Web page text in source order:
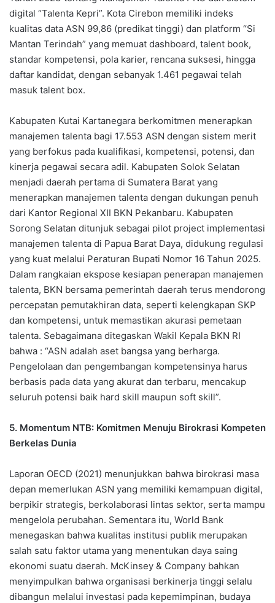
digital “Talenta Kepri”. Kota Cirebon memiliki indeks
kualitas data ASN 99,86 (predikat tinggi) dan platform “Si
Mantan Terindah” yang memuat dashboard, talent book,
standar kompetensi, pola karier, rencana suksesi, hingga
daftar kandidat, dengan sebanyak 1.461 pegawai telah
masuk talent box.
Kabupaten Kutai Kartanegara berkomitmen menerapkan
manajemen talenta bagi 17.553 ASN dengan sistem merit
yang berfokus pada kualifikasi, kompetensi, potensi, dan
kinerja pegawai secara adil. Kabupaten Solok Selatan
menjadi daerah pertama di Sumatera Barat yang
menerapkan manajemen talenta dengan dukungan penuh
dari Kantor Regional XII BKN Pekanbaru. Kabupaten
Sorong Selatan ditunjuk sebagai pilot project implementasi
manajemen talenta di Papua Barat Daya, didukung regulasi
yang kuat melalui Peraturan Bupati Nomor 16 Tahun 2025.
Dalam rangkaian ekspose kesiapan penerapan manajemen
talenta, BKN bersama pemerintah daerah terus mendorong
percepatan pemutakhiran data, seperti kelengkapan SKP
dan kompetensi, untuk memastikan akurasi pemetaan
talenta. Sebagaimana ditegaskan Wakil Kepala BKN RI
bahwa : “ASN adalah aset bangsa yang berharga.
Pengelolaan dan pengembangan kompetensinya harus
berbasis pada data yang akurat dan terbaru, mencakup
seluruh potensi baik hard skill maupun soft skill”.
5. Momentum NTB: Komitmen Menuju Birokrasi Kompeten
Berkelas Dunia
Laporan OECD (2021) menunjukkan bahwa birokrasi masa
depan memerlukan ASN yang memiliki kemampuan digital,
berpikir strategis, berkolaborasi lintas sektor, serta mampu
mengelola perubahan. Sementara itu, World Bank
menegaskan bahwa kualitas institusi publik merupakan
salah satu faktor utama yang menentukan daya saing
ekonomi suatu daerah. McKinsey & Company bahkan
menyimpulkan bahwa organisasi berkinerja tinggi selalu
dibangun melalui investasi pada kepemimpinan, budaya